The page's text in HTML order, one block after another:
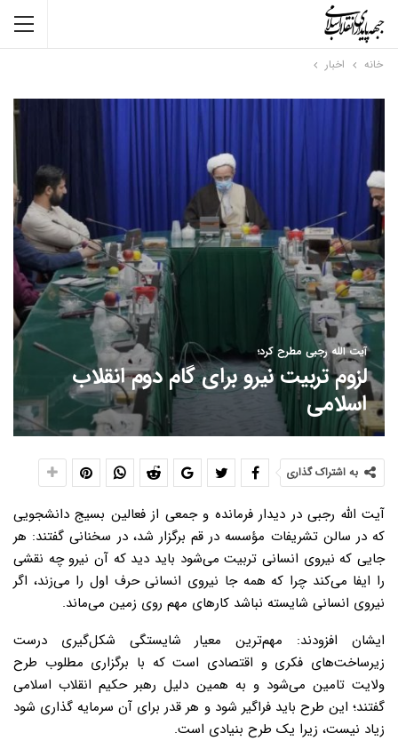
خانه اخبار
آیت الله رجبی مطرح کرد؛
لزوم تربیت نیرو برای گام دوم انقلاب
اسلامی
به اشتراک گذاری
آیت الله رجبی در دیدار فرمانده و جمعی از فعالین بسیج دانشجویی
که در سالن تشریفات مؤسسه در قم برگزار شد، در سخنانی گفتند: هر
جایی که نیروی انسانی تربیت می‌شود باید دید که آن نیرو چه نقشی
را ایفا می‌کند چرا که همه جا نیروی انسانی حرف اول را می‌زند، اگر
نیروی انسانی شایسته نباشد کارهای مهم روی زمین می‌ماند.
ایشان افزودند: مهم‌ترین معیار شایستگی شکل‌گیری درست
زیرساخت‌های فکری و اقتصادی است که با برگزاری مطلوب طرح
ولایت تامین می‌شود و به همین دلیل رهبر حکیم انقلاب اسلامی
گفتند؛ این طرح باید فراگیر شود و هر قدر برای آن سرمایه گذاری شود
زیاد نیست، زیرا یک طرح بنیادی است.